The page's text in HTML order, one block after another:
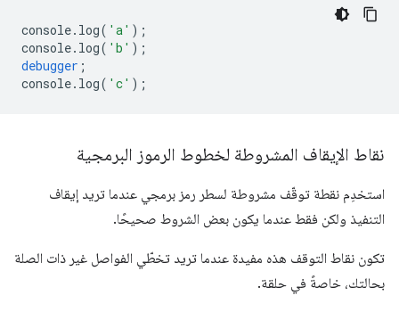
console. log( 'a' );
console. log( 'b' );
debugger ;
console. log( 'c' );
نقاط الإيقاف المشروطة لخطوط الرموز البرمجية
استخدِم نقطة توقّف مشروطة لسطر رمز برمجي عندما تريد إيقاف
التنفيذ ولكن فقط عندما يكون بعض الشروط صحيحًا.
تكون نقاط التوقف هذه مفيدة عندما تريد تخطّي الفواصل غير ذات الصلة
بحالتك، خاصةً في حلقة.